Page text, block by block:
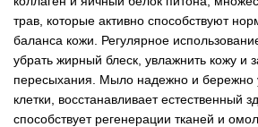
трав, которые активно способствуют
баланса кожи. Регулярное
убрать жирный блеск, увлажнить кожу и
пересыхания. Мыло надежно и бережно
клетки, восстанавливает естественный
способствует регенерации тканей и